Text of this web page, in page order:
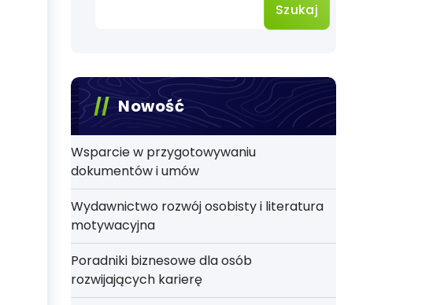
Szukaj
Nowość
Wsparcie w przygotowywaniu
dokumentów i umów
Wydawnictwo rozwój osobisty i literatura
motywacyjna
Poradniki biznesowe dla osób
rozwijających karierę